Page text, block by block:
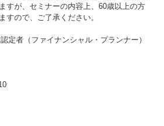
すが、セミナーの内容上、60歳以上の方
すので、ご了承ください。
者（ファイナンシャル・プランナー）